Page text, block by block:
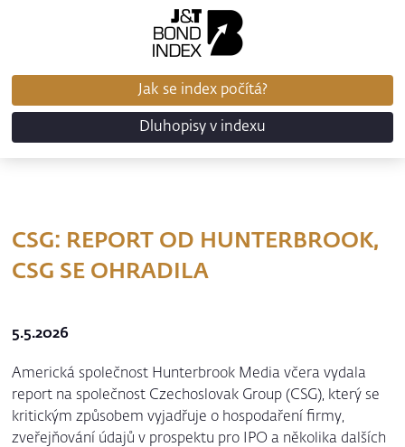
Jak se index počítá?
Dluhopisy v indexu
CSG: REPORT OD HUNTERBROOK,
CSG SE OHRADILA
5.5.2026
Americká společnost Hunterbrook Media včera vydala
report na společnost Czechoslovak Group (CSG), který se
kritickým způsobem vyjadřuje o hospodaření firmy,
zveřejňování údajů v prospektu pro IPO a několika dalších